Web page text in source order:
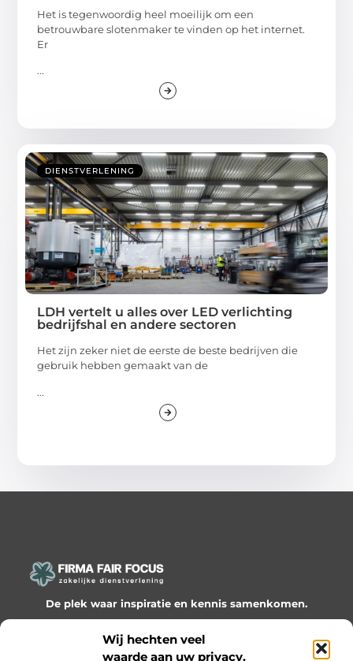
Wij hechten veel
waarde aan uw privacy.
Het is tegenwoordig heel moeilijk om een
betrouwbare slotenmaker te vinden op het internet.
Er
...
DIENSTVERLENING
LDH vertelt u alles over LED verlichting
bedrijfshal en andere sectoren
Het zijn zeker niet de eerste de beste bedrijven die
gebruik hebben gemaakt van de
...
De plek waar inspiratie en kennis samenkomen.
Ontdek onze blogs en artikelen en laat je verrassen door
waardevolle inzichten en nieuwe ideeën!